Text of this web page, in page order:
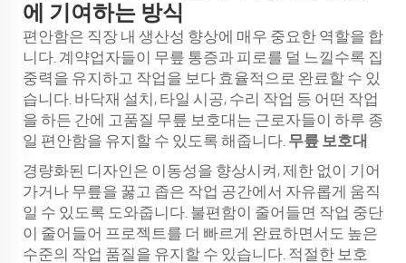
에 기여하는 방식
편안함은 직장 내 생산성 향상에 매우 중요한 역할을 합
니다. 계약업자들이 무릎 통증과 피로를 덜 느낄수록 집
중력을 유지하고 작업을 보다 효율적으로 완료할 수 있
습니다. 바닥재 설치, 타일 시공, 수리 작업 등 어떤 작업
을 하든 간에 고품질 무릎 보호대는 근로자들이 하루 종
일 편안함을 유지할 수 있도록 해줍니다. 무릎 보호대
경량화된 디자인은 이동성을 향상시켜, 제한 없이 기어
가거나 무릎을 꿇고 좁은 작업 공간에서 자유롭게 움직
일 수 있도록 도와줍니다. 불편함이 줄어들면 작업 중단
이 줄어들어 프로젝트를 더 빠르게 완료하면서도 높은
수준의 작업 품질을 유지할 수 있습니다. 적절한 보호